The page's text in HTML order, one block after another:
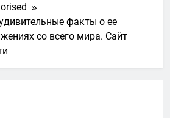
факты о ее
со всего мира. Сайт